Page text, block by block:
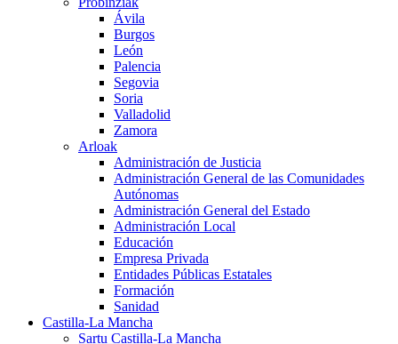
Ávila
Burgos
León
Palencia
Segovia
Soria
Valladolid
Zamora
Arloak
Administración de Justicia
Administración General de las Comunidades
Autónomas
Administración General del Estado
Administración Local
Educación
Empresa Privada
Entidades Públicas Estatales
Formación
Sanidad
Castilla-La Mancha
Sartu Castilla-La Mancha